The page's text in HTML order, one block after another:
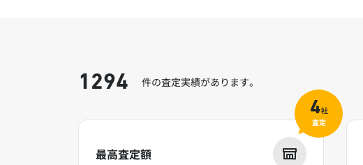
1294 件の査定実績があります。
最高査定額
4社
査定